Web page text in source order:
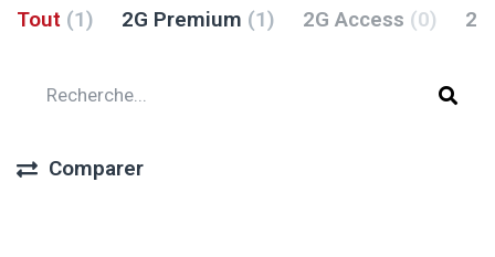
Tout (1) 2G Premium (1) 2G Access (0)
Comparer